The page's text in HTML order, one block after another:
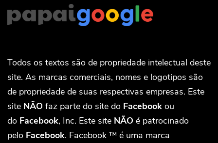
Todos os textos são de propriedade intelectual deste
site. As marcas comerciais, nomes e logotipos são
de propriedade de suas respectivas empresas. Este
site NÃO faz parte do site do Facebook ou
do Facebook, Inc. Este site NÃO é patrocinado
pelo Facebook. Facebook ™ é uma marca